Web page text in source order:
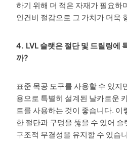
하기 위해 더 적은 자재가 필요하
인건비 절감으로 그 가치가 더욱
4. LVL 슬랫은 절단 및 드릴링에
까?
표준 목공 도구를 사용할 수 있지
용으로 특별히 설계된 날카로운
트를 사용하는 것이 좋습니다. 이
한 절단과 구멍을 뚫을 수 있어
구조적 무결성을 유지할 수 있습